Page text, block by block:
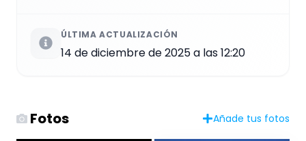
ÚLTIMA ACTUALIZACIÓN
14 de diciembre de 2025 a las 12:20
Fotos Añade tus fotos